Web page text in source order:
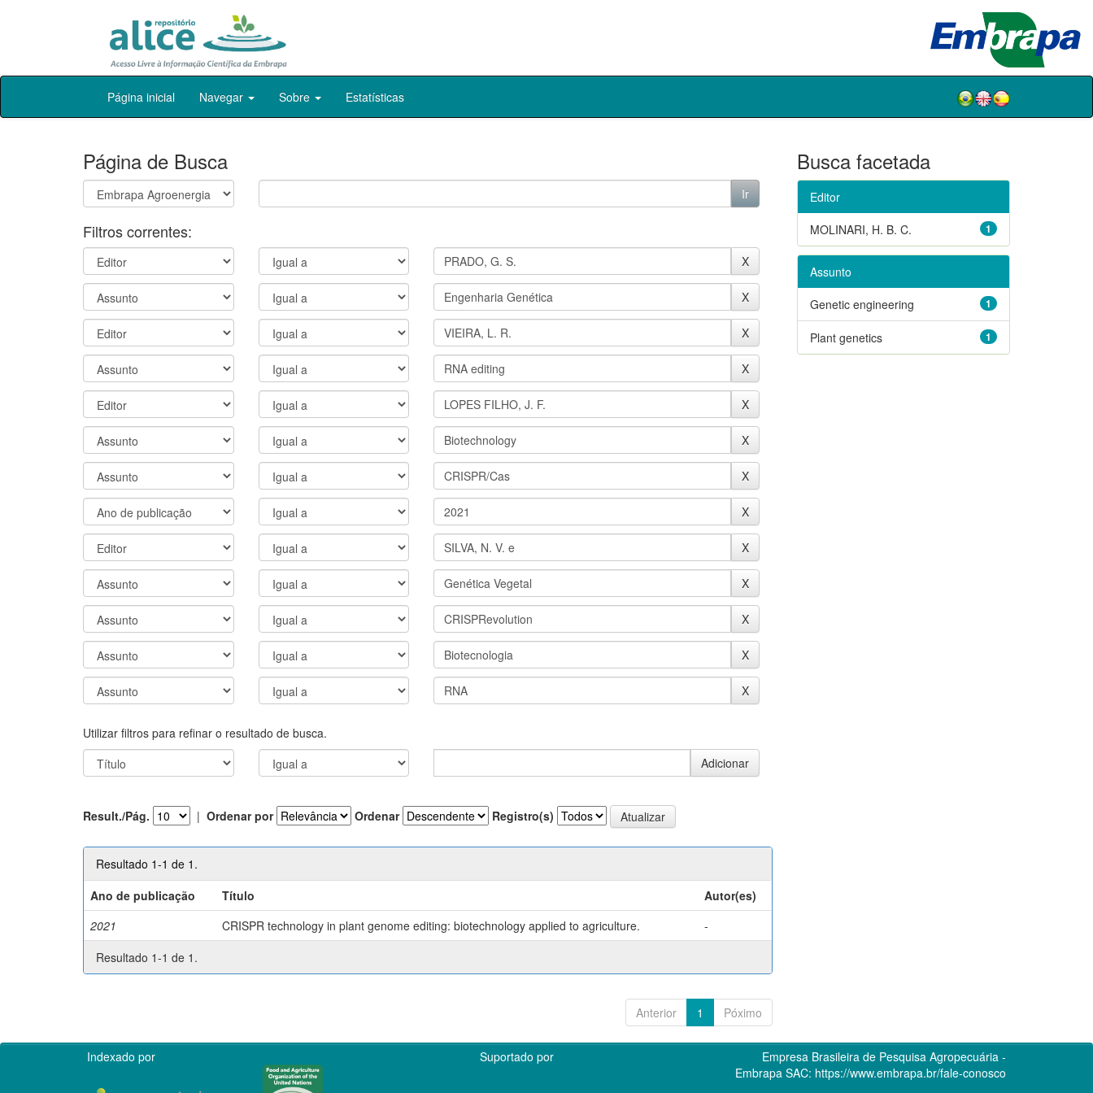
Skip
Página inicial Navegar Sobre Estatísticas
Página de Busca
Filtros correntes:
Utilizar filtros para refinar o resultado de busca.
Result./Pág. | Ordenar por Ordenar Registro(s)
Resultado 1-1 de 1.
Ano de publicação
Título
Autor(es)
2021
CRISPR technology in plant genome editing: biotechnology applied to agriculture.
-
Resultado 1-1 de 1.
Anterior 1 Póximo
Busca facetada
Editor
1
MOLINARI, H. B. C.
Assunto
1
Genetic engineering
1
Plant genetics
Indexado por Suportado por
Empresa Brasileira de Pesquisa Agropecuária -
Embrapa SAC: https://www.embrapa.br/fale-conosco